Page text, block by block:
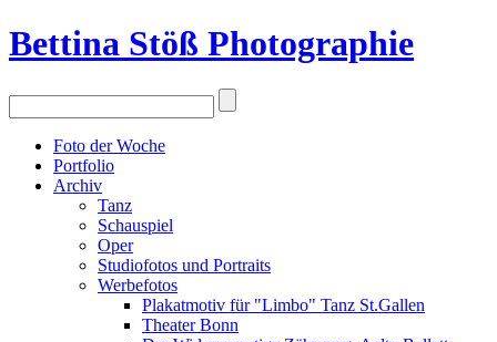
Bettina Stöß Photographie
Foto der Woche
Portfolio
Archiv
Tanz
Schauspiel
Oper
Studiofotos und Portraits
Werbefotos
Plakatmotiv für "Limbo" Tanz St.Gallen
Theater Bonn